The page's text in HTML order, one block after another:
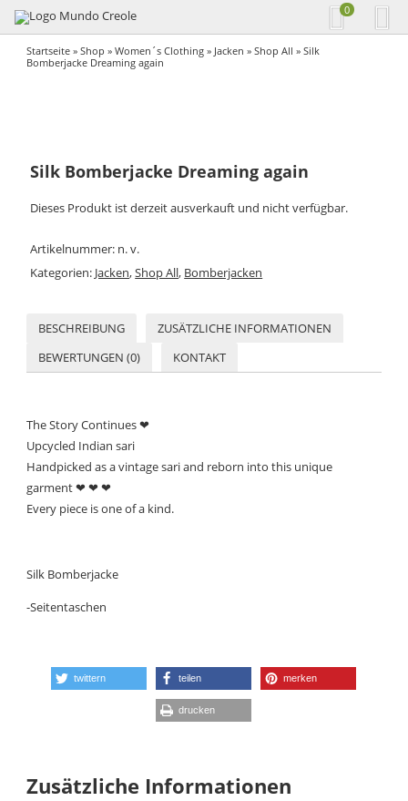
0
Startseite »Shop »Women´s Clothing » Jacken »Shop All » Silk
Bomberjacke Dreaming again
Silk Bomberjacke Dreaming again
Dieses Produkt ist derzeit ausverkauft und nicht verfügbar.
Artikelnummer: n. v.
Kategorien: Jacken,Shop All, Bomberjacken
BESCHREIBUNG
ZUSÄTZLICHE INFORMATIONEN
BEWERTUNGEN (0)
KONTAKT
The Story Continues ❤
Upcycled Indian sari
Handpicked as a vintage sari and reborn into this unique
garment ❤ ❤ ❤
Every piece is one of a kind.
Silk Bomberjacke
-Seitentaschen
twittern teilen merken
drucken
Zusätzliche Informationen